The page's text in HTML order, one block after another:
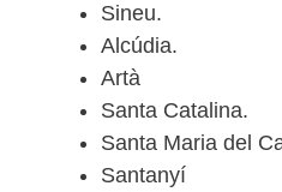
Sineu.
Alcúdia.
Artà
Santa Catalina.
Santa Maria del
Santanyí